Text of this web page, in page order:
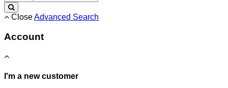
CloseAdvanced Search
Account
I'm a new customer